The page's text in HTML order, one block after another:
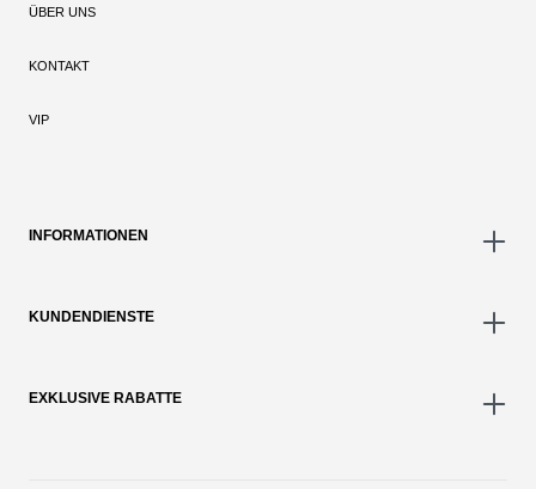
ÜBER UNS
KONTAKT
VIP
INFORMATIONEN
KUNDENDIENSTE
EXKLUSIVE RABATTE